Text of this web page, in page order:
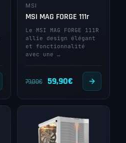
MSI
MSI MAG FORGE 111r
Le MSI MAG FORGE 111R
allie design élégant
et fonctionnalité
avec une …
79,00€
Le
initial
était :
79,00€.
59,90€
prix
actuel
est :